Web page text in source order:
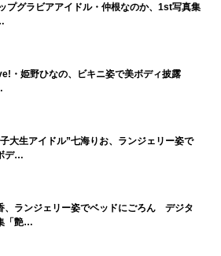
プグラビアアイドル・仲根なのか、1st写真集
・姫野ひなの、ビキニ姿で美ボディ披露
大生アイドル”七海りお、ランジェリー姿で
デ…
、ランジェリー姿でベッドにごろん デジタ
「艶…